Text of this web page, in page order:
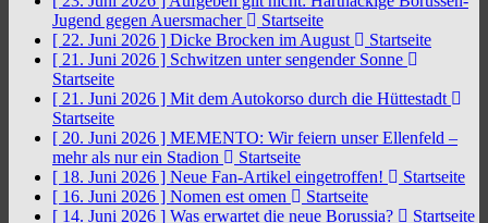
Jugend gegen Auersmacher
Startseite
[ 22. Juni 2026 ] Dicke Brocken im August
Startseite
[ 21. Juni 2026 ] Schwitzen unter sengender Sonne
Startseite
[ 21. Juni 2026 ] Mit dem Autokorso durch die Hüttestadt
Startseite
[ 20. Juni 2026 ] MEMENTO: Wir feiern unser Ellenfeld –
mehr als nur ein Stadion
Startseite
[ 18. Juni 2026 ] Neue Fan-Artikel eingetroffen!
Startseite
[ 16. Juni 2026 ] Nomen est omen
Startseite
[ 14. Juni 2026 ] Was erwartet die neue Borussia?
Startseite